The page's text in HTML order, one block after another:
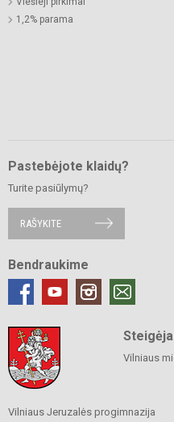
1,2% parama
Pastebėjote klaidų?
Turite pasiūlymų?
RAŠYKITE
Bendraukime
Vilniaus
Vilniaus Jeruzalės progimnazija